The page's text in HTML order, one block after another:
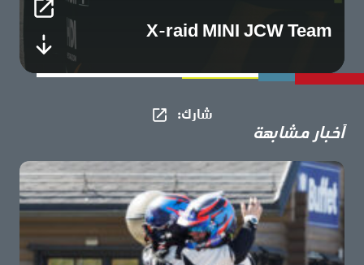
X-raid MINI JCW Team
شارك​:
أخبار مشابهة